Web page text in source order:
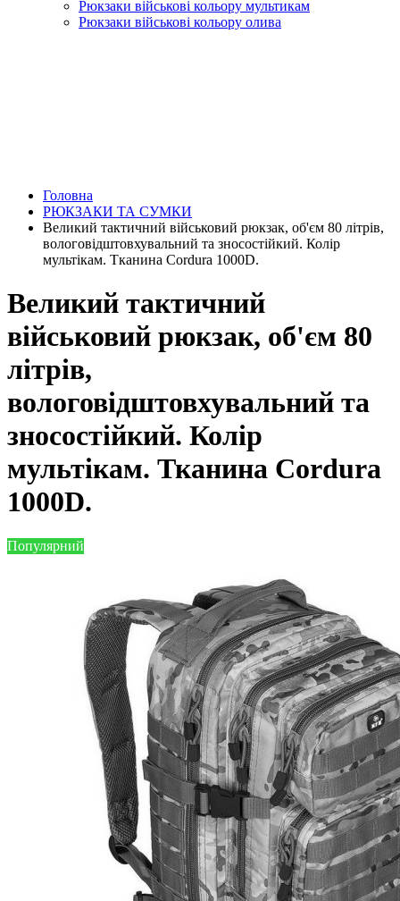
Рюкзаки військові кольору мультикам
Рюкзаки військові кольору олива
Головна
РЮКЗАКИ ТА СУМКИ
Великий тактичний військовий рюкзак, об'єм 80 літрів,
вологовідштовхувальний та зносостійкий. Колір
мультікам. Тканина Cordura 1000D.
Великий тактичний
військовий рюкзак, об'єм 80
літрів,
вологовідштовхувальний та
зносостійкий. Колір
мультікам. Тканина Cordura
1000D.
Популярний